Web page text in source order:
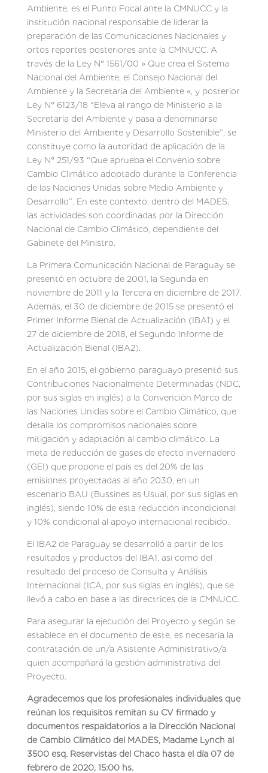
Ambiente, es el Punto Focal ante la CMNUCC y la
institución nacional responsable de liderar la
preparación de las Comunicaciones Nacionales y
ortos reportes posteriores ante la CMNUCC. A
través de la Ley N° 1561/00 » Que crea el Sistema
Nacional del Ambiente, el Consejo Nacional del
Ambiente y la Secretaria del Ambiente «, y posterior
Ley N° 6123/18 “Eleva al rango de Ministerio a la
Secretaría del Ambiente y pasa a denominarse
Ministerio del Ambiente y Desarrollo Sostenible”, se
constituye como la autoridad de aplicación de la
Ley N° 251/93 “Que aprueba el Convenio sobre
Cambio Climático adoptado durante la Conferencia
de las Naciones Unidas sobre Medio Ambiente y
Desarrollo”. En este contexto, dentro del MADES,
las actividades son coordinadas por la Dirección
Nacional de Cambio Climático, dependiente del
Gabinete del Ministro.
La Primera Comunicación Nacional de Paraguay se
presentó en octubre de 2001, la Segunda en
noviembre de 2011 y la Tercera en diciembre de 2017.
Además, el 30 de diciembre de 2015 se presentó el
Primer Informe Bienal de Actualización (IBA1) y el
27 de diciembre de 2018, el Segundo Informe de
Actualización Bienal (IBA2).
En el año 2015, el gobierno paraguayo presentó sus
Contribuciones Nacionalmente Determinadas (NDC,
por sus siglas en inglés) a la Convención Marco de
las Naciones Unidas sobre el Cambio Climático, que
detalla los compromisos nacionales sobre
mitigación y adaptación al cambio climático. La
meta de reducción de gases de efecto invernadero
(GEI) que propone el país es del 20% de las
emisiones proyectadas al año 2030, en un
escenario BAU (Bussines as Usual, por sus siglas en
inglés), siendo 10% de esta reducción incondicional
y 10% condicional al apoyo internacional recibido.
El IBA2 de Paraguay se desarrolló a partir de los
resultados y productos del IBA1, así como del
resultado del proceso de Consulta y Análisis
Internacional (ICA, por sus siglas en inglés), que se
llevó a cabo en base a las directrices de la CMNUCC.
Para asegurar la ejecución del Proyecto y según se
establece en el documento de este, es necesaria la
contratación de un/a Asistente Administrativo/a
quien acompañará la gestión administrativa del
Proyecto.
Agradecemos que los profesionales individuales que
reúnan los requisitos remitan su CV firmado y
documentos respaldatorios a la Dirección Nacional
de Cambio Climático del MADES, Madame Lynch al
3500 esq. Reservistas del Chaco hasta el día 07 de
febrero de 2020, 15:00 hs.